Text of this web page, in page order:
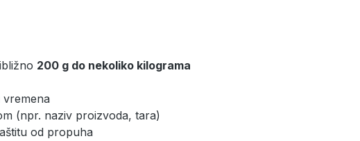
200 g do nekoliko kilograma
vremena
(npr. naziv proizvoda, tara)
od propuha